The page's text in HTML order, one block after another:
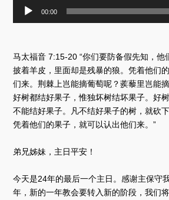
器
00:00
马太福音 7:15-20 “你们要防备假先知，他
披着羊皮，里面却是残暴的狼。凭着他们
们来。荆棘上岂能摘葡萄呢？蒺藜里岂能
好树都结好果子，惟独坏树结坏果子。好
不能结好果子。凡不结好果子的树，就砍
凭着他们的果子，就可以认出他们来。”
弟兄姊妹，主日平安！
今天是24年的最后一个主日。感谢主保守
年，新的一年教会要转入新的阶段，我们